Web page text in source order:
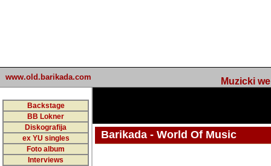
www.old.barikada.com Muzicki
Backstage
BB Lokner
Diskografija
ex YU singles
Foto album
Interviews
Barikada - World Of Music